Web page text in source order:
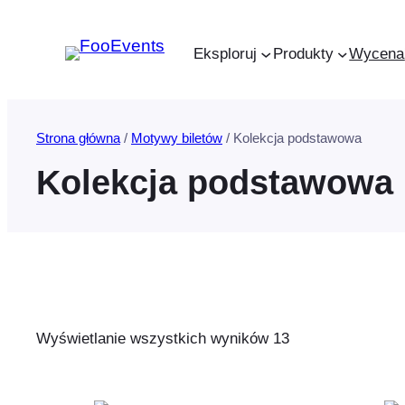
Eksploruj Produkty Wycena
Strona główna/ Motywy biletów / Kolekcja podstawowa
Kolekcja podstawowa
Wyświetlanie wszystkich wyników 13